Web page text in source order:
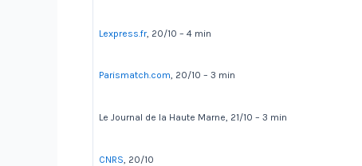
Lexpress.fr, 20/10 – 4 min
Parismatch.com, 20/10 – 3 min
Le Journal de la Haute Marne, 21/10 – 3 min
CNRS , 20/10